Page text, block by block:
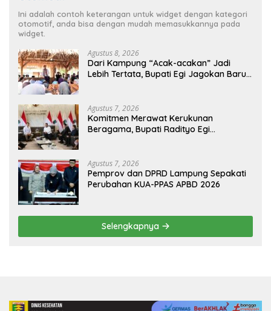
Ini adalah contoh keterangan untuk widget dengan kategori
otomotif, anda bisa dengan mudah memasukkannya pada
widget.
Agustus 8, 2026
Dari Kampung “Acak-acakan” Jadi
Lebih Tertata, Bupati Egi Jagokan Baru
Agustus 7, 2026
Komitmen Merawat Kerukunan
Beragama, Bupati Radityo Egi
Agustus 7, 2026
Pemprov dan DPRD Lampung Sepakati
Perubahan KUA-PPAS APBD 2026
Selengkapnya